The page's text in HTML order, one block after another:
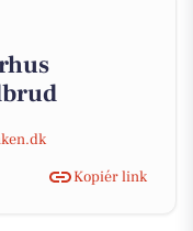
Kopiér link